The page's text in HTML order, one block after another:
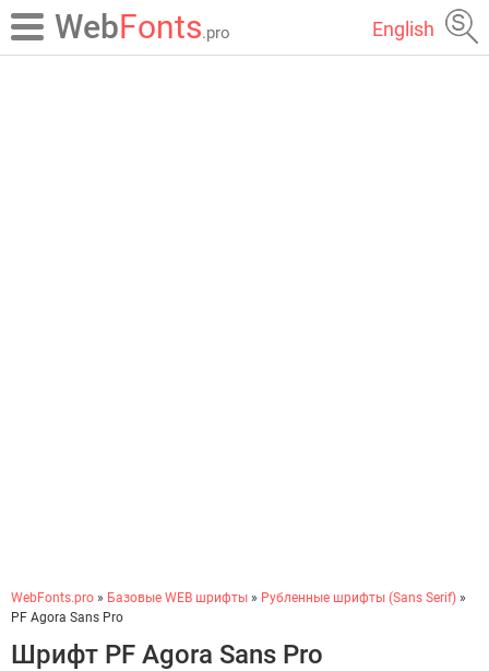
WebFonts.pro English
WebFonts.pro » Базовые WEB шрифты » Рубленные шрифты (Sans Serif) »
PF Agora Sans Pro
Шрифт PF Agora Sans Pro